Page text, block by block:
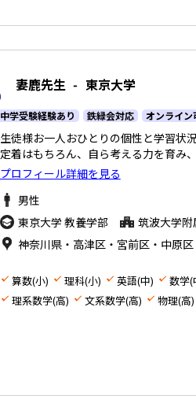
妻鹿先生 - 東京大学
中学受験経験あり 鉄緑会対応 オンライン
生徒様お一人おひとりの個性と学習状
定着はもちろん、自ら考える力を育み
プロフィール詳細を見る
男性
東京大学 教養学部
筑波大学
神奈川県・高津区・宮前区・中原
算数(小) 理科(小) 英語(中) 数学(
理系数学(高)
文系数学(高) 物理(高)